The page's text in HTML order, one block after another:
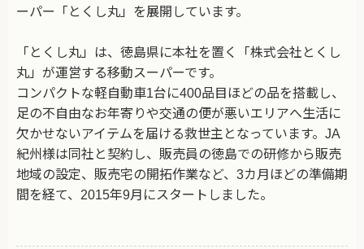
ーパー「とくし丸」を展開しています。
「とくし丸」は、徳島県に本社を置く「株式会社とくし
丸」が運営する移動スーパーです。
コンパクトな軽自動車1台に400品目ほどの品を搭載し、
足の不自由なお年寄りや交通の便が悪いエリアへ生活に
欠かせないアイテムを届ける救世主となっています。JA
紀州様は同社と契約し、販売員の徳島での研修から販売
地域の設定、販売宅の開拓作業など、3カ月ほどの準備期
間を経て、2015年9月にスタートしました。